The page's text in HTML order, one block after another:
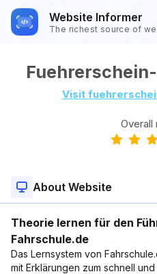
Website Informer
The richest source of
Visit
Overall
About Website
Theorie lernen für den
Fahrschule.de
Das Lernsystem von
mit Erklärungen zum schnell